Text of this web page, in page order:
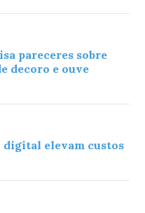
pareceres sobre
decoro e ouve
digital elevam custos